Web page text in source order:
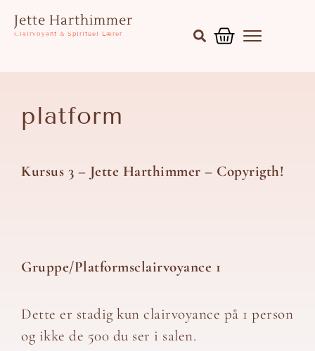
indholdet
Jette Harthimmer
Clairvoyant & Spirituel Lærer
platform
Kursus 3 – Jette Harthimmer – Copyrigth!
Gruppe/Platformsclairvoyance 1
Dette er stadig kun clairvoyance på 1 person
og ikke de 500 du ser i salen.